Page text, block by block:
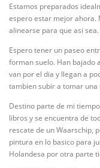
Estamos preparados
espero estar mejor ahora.
alinearse para que asi sea.
Espero tener un paseo
forman suelo. Han bajado
van por el dia y llegan a
tambien subir a tomar
Destino parte de mi
libros y se encuentra de
rescate de un Waarschip,
pintura en lo basico para
Holandesa por otra parte